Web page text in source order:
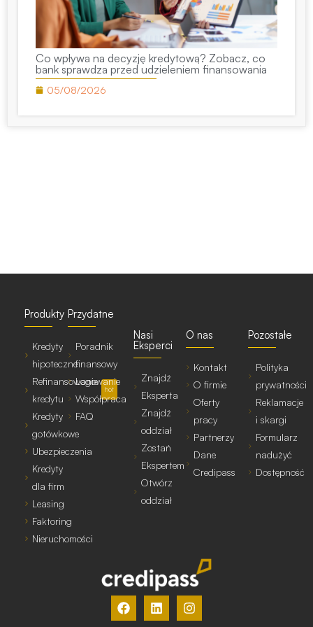
Co wpływa na decyzję kredytową? Zobacz, co
bank sprawdza przed udzieleniem finansowania
05/08/2026
Produkty
Kredyty
hipoteczne
Refinansowanie
kredytu
hot
Kredyty
gotówkowe
Ubezpieczenia
Kredyty
dla firm
Leasing
Faktoring
Nieruchomości
Przydatne
Poradnik
finansowy
Logowanie
Współpraca
FAQ
Nasi
Eksperci
Znajdź
Eksperta
Znajdź
oddział
Zostań
Ekspertem
Otwórz
oddział
O nas
Kontakt
O firmie
Oferty
pracy
Partnerzy
Dane
Credipass
Pozostałe
Polityka
prywatności
Reklamacje
i skargi
Formularz
nadużyć
Dostępność